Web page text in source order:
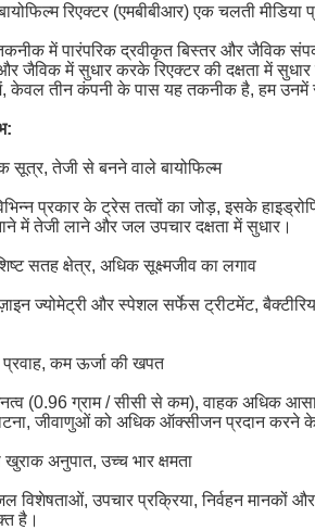
रिएक्टर (एमबीबीआर) एक चलती
में पारंपरिक द्रवीकृत बिस्तर और जैविक
जैविक में सुधार करके रिएक्टर की दक्षता में
केवल तीन कंपनी के पास यह तकनीक है, हम उनमें
सूत्र, तेजी से बनने वाले बायोफिल्म
प्रकार के ट्रेस तत्वों का जोड़, इसके
में तेजी लाने और जल उपचार दक्षता में सुधार।
सतह क्षेत्र, अधिक सूक्ष्मजीव का लगाव
ज्योमेट्री और स्पेशल सर्फेस ट्रीटमेंट,
कम ऊर्जा की खपत
(0.96 ग्राम / सीसी से कम), वाहक अधिक
जीवाणुओं को अधिक ऑक्सीजन प्रदान करने के
अनुपात, उच्च भार क्षमता
विशेषताओं, उपचार प्रक्रिया, निर्वहन मानकों
है।